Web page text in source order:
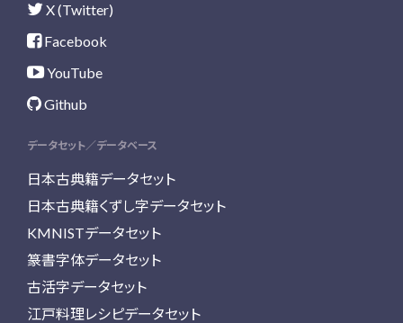
X (Twitter)
Facebook
YouTube
Github
データセット／データベース
日本古典籍データセット
日本古典籍くずし字データセット
KMNISTデータセット
篆書字体データセット
古活字データセット
江戸料理レシピデータセット